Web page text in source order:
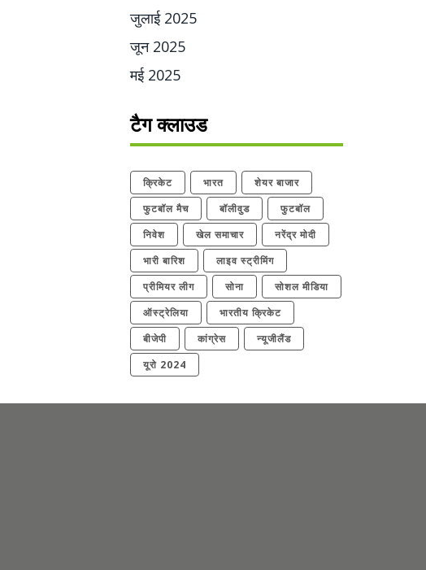
जुलाई 2025
जून 2025
मई 2025
टैग क्लाउड
क्रिकेट भारत
शेयर बाजार
फुटबॉल मैच
बॉलीवुड
फुटबॉल
निवेश
खेल समाचार
नरेंद्र मोदी
भारी बारिश
लाइव स्ट्रीमिंग
प्रीमियर लीग
सोना
सोशल मीडिया
ऑस्ट्रेलिया
भारतीय क्रिकेट
बीजेपी
कांग्रेस
न्यूजीलैंड
यूरो 2024